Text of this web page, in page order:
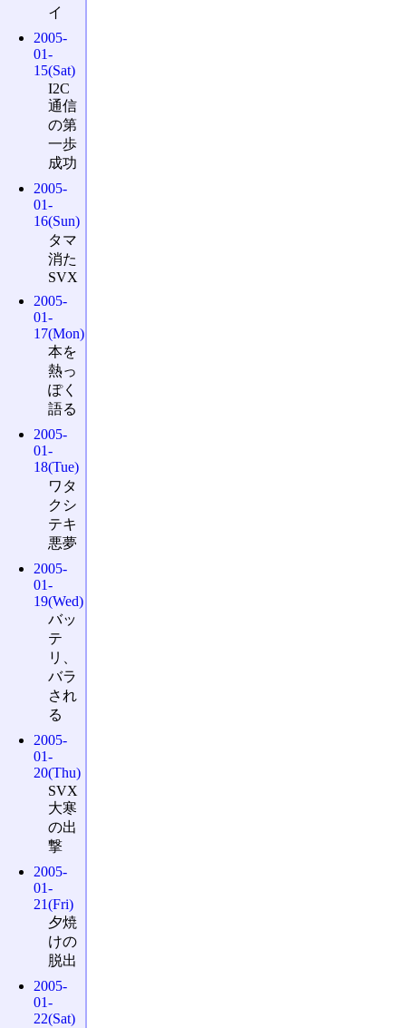
イ
2005-
01-
15(Sat)
I2C
通信
の第
一歩
成功
2005-
01-
16(Sun)
タマ
消た
SVX
2005-
01-
17(Mon)
本を
熱っ
ぽく
語る
2005-
01-
18(Tue)
ワタ
クシ
テキ
悪夢
2005-
01-
19(Wed)
バッ
テ
リ、
バラ
され
る
2005-
01-
20(Thu)
SVX
大寒
の出
撃
2005-
01-
21(Fri)
夕焼
けの
脱出
2005-
01-
22(Sat)